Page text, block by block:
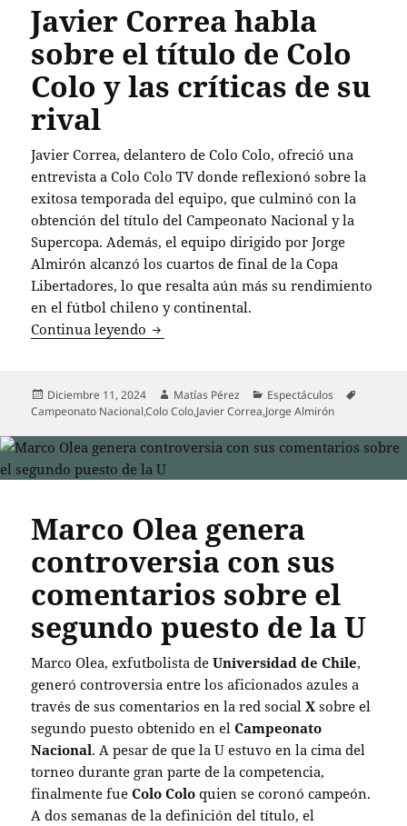
Javier Correa habla
sobre el título de Colo
Colo y las críticas de su
rival
Javier Correa, delantero de Colo Colo, ofreció una
entrevista a Colo Colo TV donde reflexionó sobre la
exitosa temporada del equipo, que culminó con la
obtención del título del Campeonato Nacional y la
Supercopa. Además, el equipo dirigido por Jorge
Almirón alcanzó los cuartos de final de la Copa
Libertadores, lo que resalta aún más su rendimiento
en el fútbol chileno y continental.
Continua leyendo Javier Correa habla sobre el título de
Publicado
el
Diciembre 11, 2024 Autor
Matías Pérez Categorías
Espectáculos
Campeonato Nacional,Colo Colo,Javier Correa,Jorge Almirón
Marco Olea genera
controversia con sus
comentarios sobre el
segundo puesto de la U
Marco Olea, exfutbolista deUniversidad de Chile,
generó controversia entre los aficionados azules a
través de sus comentarios en la red socialX sobre el
segundo puesto obtenido en elCampeonato
Nacional. A pesar de que la U estuvo en la cima del
torneo durante gran parte de la competencia,
finalmente fueColo Colo quien se coronó campeón.
A dos semanas de la definición del título, el